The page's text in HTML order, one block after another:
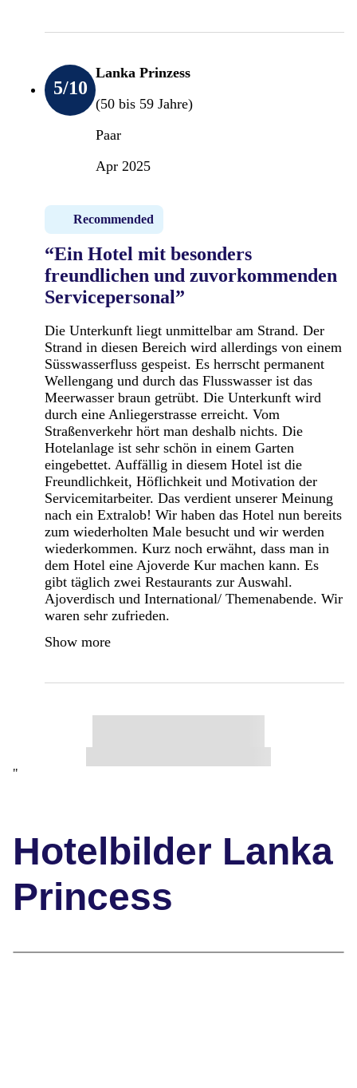
5/10
Lanka Prinzess
(50 bis 59 Jahre)
Paar
Apr 2025
Recommended
“Ein Hotel mit besonders
freundlichen und zuvorkommenden
Servicepersonal”
Die Unterkunft liegt unmittelbar am Strand. Der
Strand in diesen Bereich wird allerdings von einem
Süsswasserfluss gespeist. Es herrscht permanent
Wellengang und durch das Flusswasser ist das
Meerwasser braun getrübt. Die Unterkunft wird
durch eine Anliegerstrasse erreicht. Vom
Straßenverkehr hört man deshalb nichts. Die
Hotelanlage ist sehr schön in einem Garten
eingebettet. Auffällig in diesem Hotel ist die
Freundlichkeit, Höflichkeit und Motivation der
Servicemitarbeiter. Das verdient unserer Meinung
nach ein Extralob! Wir haben das Hotel nun bereits
zum wiederholten Male besucht und wir werden
wiederkommen. Kurz noch erwähnt, dass man in
dem Hotel eine Ajoverde Kur machen kann. Es
gibt täglich zwei Restaurants zur Auswahl.
Ajoverdisch und International/ Themenabende. Wir
waren sehr zufrieden.
Show more
"
Hotelbilder Lanka
Princess